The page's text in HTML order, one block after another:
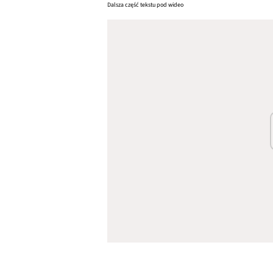
Dalsza część tekstu pod wideo